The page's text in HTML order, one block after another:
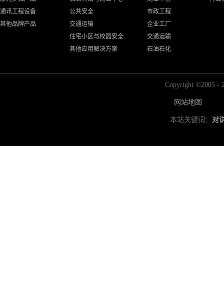
通讯工程设备
其他品牌产品
公共安全
交通运输
住宅小区与校园安全
其他应用解决方案
市政工程
企业工厂
交通运输
石油石化
Copyright ©2005 -
网站地图
本站关键词： 对